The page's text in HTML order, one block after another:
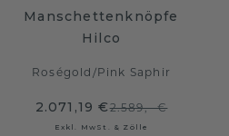
Manschettenknöpfe
Hilco
Roségold /Pink Saphir
2.071,19 €2.589,- €
Exkl. MwSt. & Zölle